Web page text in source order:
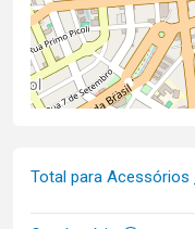
Total para Acessórios